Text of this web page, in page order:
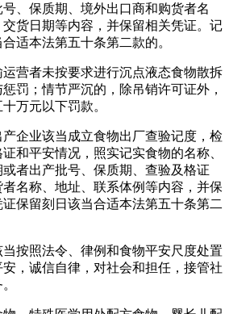
、保质期、境外出口商和购货者名
货日期等内容，并保留相关凭证。记
适本法第五十条第二款的。
者未按要求进行沉点液态食物散拆
罚；情节严沉的，除吊销许可证外，
万元以下罚款。
业该当成立食物出厂查验记度，检
和平安情况，照实记实食物的名称、
者出产批号、保质期、查验及格证
名称、地址、联系体例等内容，并保
保留刻日该当合适本法第五十条第二
照法令、律例和食物平安尺度处置
，诚信自律，对社会和担任，接管社